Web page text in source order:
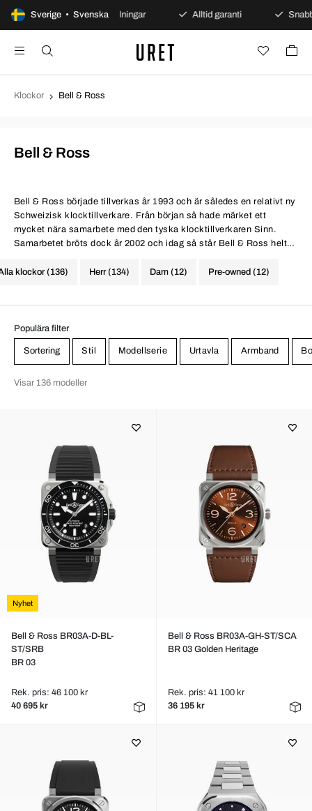
Sverige • Svenska
Säkra betalningar Alltid garanti Snabb och
Klockor Bell & Ross
Bell & Ross
Bell & Ross började tillverkas år 1993 och är således en relativt ny
Schweizisk klocktillverkare. Från början så hade märket ett
mycket nära samarbete med den tyska klocktillverkaren Sinn.
Samarbetet bröts dock år 2002 och idag så står Bell & Ross helt
klockor (136)
Herr (134) Dam (12) Pre-owned (12)
Populära filter
Sortering Stil Modellserie Urtavla Armband
Visar 136 modeller
Nyhet
Bell & Ross BR03A-D-BL-
ST/SRB
BR 03
Rek. pris: 46 100 kr
40 695 kr
Bell & Ross BR03A-GH-ST/SCA
BR 03 Golden Heritage
Rek. pris: 41 100 kr
36 195 kr